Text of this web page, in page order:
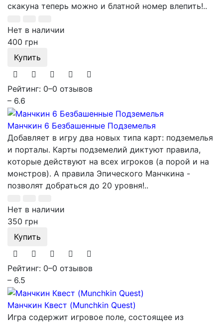
скакуна теперь можно и блатной номер влепить!..
Нет в наличии
400 грн
Купить
Рейтинг: 0–0 отзывов
– 6.6
Манчкин 6 Безбашенные Подземелья
Добавляет в игру два новых типа карт: подземелья
и порталы. Карты подземелий диктуют правила,
которые действуют на всех игроков (а порой и на
монстров). А правила Эпического Манчкина -
позволят добраться до 20 уровня!..
Нет в наличии
350 грн
Купить
Рейтинг: 0–0 отзывов
– 6.5
Манчкин Квест (Munchkin Quest)
Игра содержит игровое поле, состоящее из